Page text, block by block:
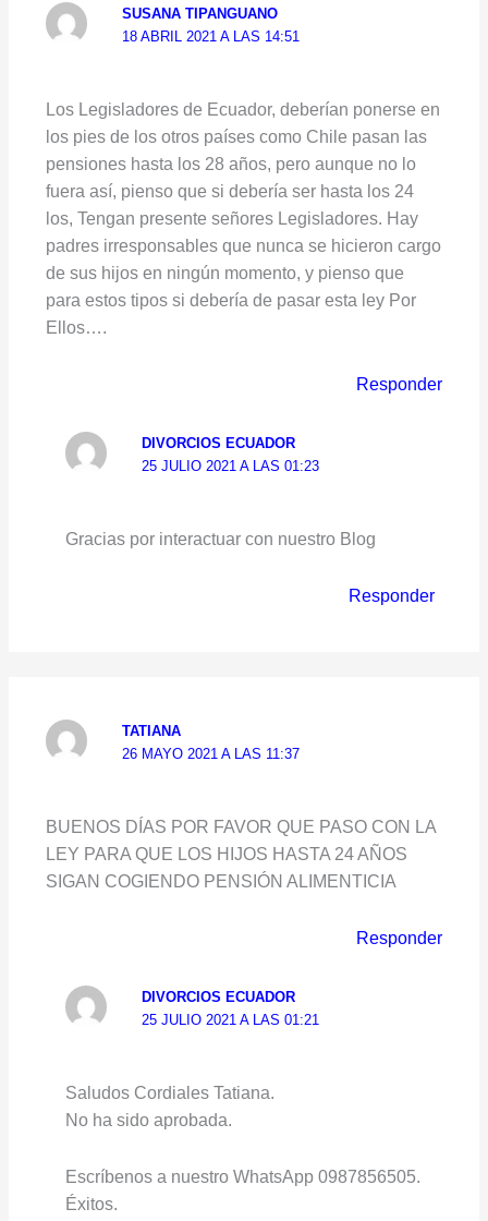
SUSANA TIPANGUANO
18 ABRIL 2021 A LAS 14:51
Los Legisladores de Ecuador, deberían ponerse en
los pies de los otros países como Chile pasan las
pensiones hasta los 28 años, pero aunque no lo
fuera así, pienso que si debería ser hasta los 24
los, Tengan presente señores Legisladores. Hay
padres irresponsables que nunca se hicieron cargo
de sus hijos en ningún momento, y pienso que
para estos tipos si debería de pasar esta ley Por
Ellos….
Responder
DIVORCIOS ECUADOR
25 JULIO 2021 A LAS 01:23
Gracias por interactuar con nuestro Blog
Responder
TATIANA
26 MAYO 2021 A LAS 11:37
BUENOS DÍAS POR FAVOR QUE PASO CON LA
LEY PARA QUE LOS HIJOS HASTA 24 AÑOS
SIGAN COGIENDO PENSIÓN ALIMENTICIA
Responder
DIVORCIOS ECUADOR
25 JULIO 2021 A LAS 01:21
Saludos Cordiales Tatiana.
No ha sido aprobada.
Escríbenos a nuestro WhatsApp 0987856505.
Éxitos.